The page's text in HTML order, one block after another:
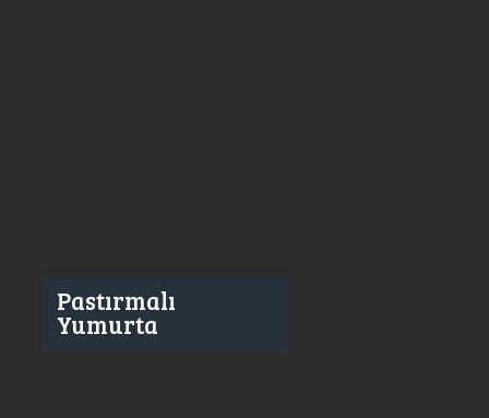
Pastırmalı
Yumurta